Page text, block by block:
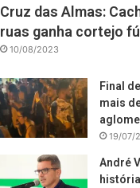
Cruz das Almas:
ruas ganha cortejo
10/08/2023
Final
mais
19/07/
André